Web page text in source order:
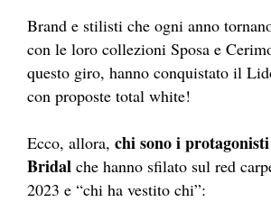
Brand e stilisti che ogni anno
con le loro collezioni Sposa e
questo giro, hanno conquistato il
con proposte total white!
Ecco, allora, chi sono i
Bridal che hanno sfilato sul red
2023 e “chi ha vestito chi”: